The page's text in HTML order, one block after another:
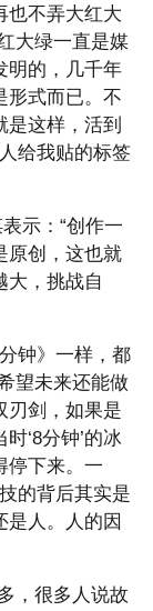
也不弄大红大
大绿一直是媒
明的，几千年
形式而已。不
是这样，活到
给我贴的标签
示：“创作一
原创，这也就
大，挑战自
钟》一样，都
望未来还能做
刃剑，如果是
‘8分钟’的冰
停下来。一
的背后其实是
是人。人的因
，很多人说故